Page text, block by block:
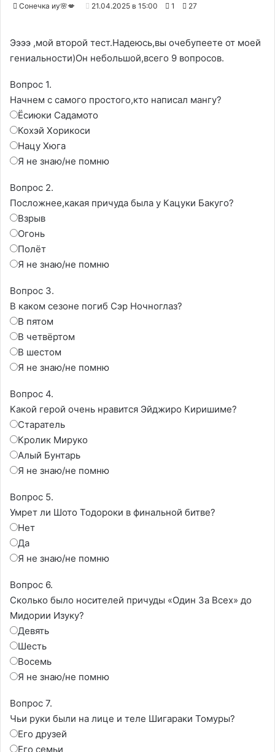
Сонечка иу🌸💋 21.04.2025 в 15:00 1 27
Ээээ ,мой второй тест.Надеюсь,вы очебупеете от моей
гениальности)Он небольшой,всего 9 вопросов.
Вопрос 1.
Начнем с самого простого,кто написал мангу?
Ёсиюки Садамото
Кохэй Хорикоси
Нацу Хюга
Я не знаю/не помню
Вопрос 2.
Посложнее,какая причуда была у Кацуки Бакуго?
Взрыв
Огонь
Полёт
Я не знаю/не помню
Вопрос 3.
В каком сезоне погиб Сэр Ночноглаз?
В пятом
В четвёртом
В шестом
Я не знаю/не помню
Вопрос 4.
Какой герой очень нравится Эйджиро Киришиме?
Старатель
Кролик Мируко
Алый Бунтарь
Я не знаю/не помню
Вопрос 5.
Умрет ли Шото Тодороки в финальной битве?
Нет
Да
Я не знаю/не помню
Вопрос 6.
Сколько было носителей причуды «Один За Всех» до
Мидории Изуку?
Девять
Шесть
Восемь
Я не знаю/не помню
Вопрос 7.
Чьи руки были на лице и теле Шигараки Томуры?
Его друзей
Его семьи